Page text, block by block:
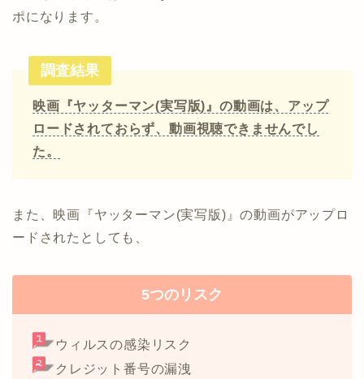
ポになります。
調査結果
映画『ヤッターマン(実写版)』の動画は、アップ
ロードされておらず、動画視聴できませんでし
た。
また、映画『ヤッターマン(実写版)』の動画がアップロ
ードされたとしても、
5つのリスク
ウィルスの感染リスク
クレジット番号の漏洩